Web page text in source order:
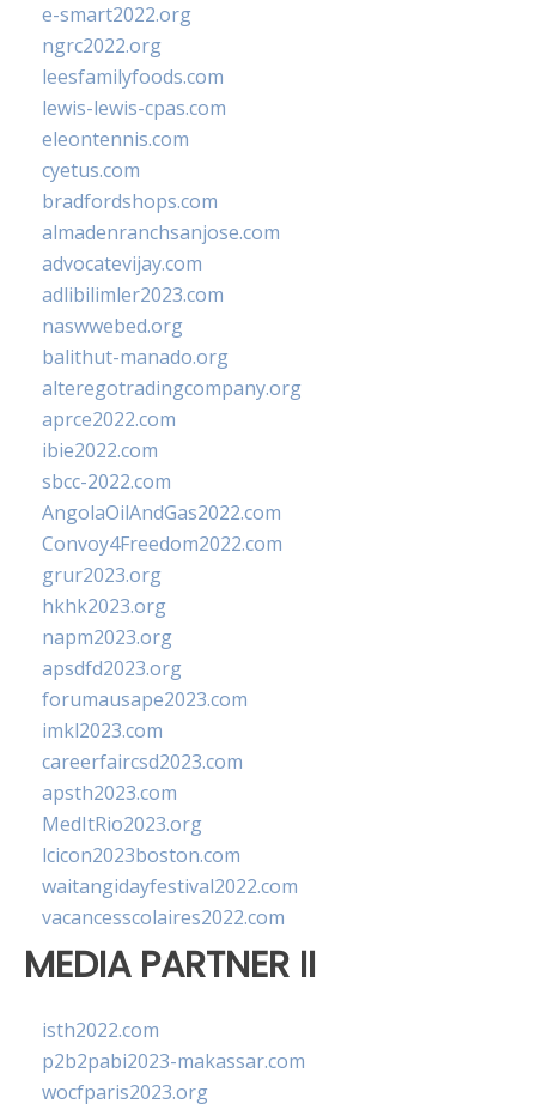
e-smart2022.org
ngrc2022.org
leesfamilyfoods.com
lewis-lewis-cpas.com
eleontennis.com
cyetus.com
bradfordshops.com
almadenranchsanjose.com
advocatevijay.com
adlibilimler2023.com
naswwebed.org
balithut-manado.org
alteregotradingcompany.org
aprce2022.com
ibie2022.com
sbcc-2022.com
AngolaOilAndGas2022.com
Convoy4Freedom2022.com
grur2023.org
hkhk2023.org
napm2023.org
apsdfd2023.org
forumausape2023.com
imkl2023.com
careerfaircsd2023.com
apsth2023.com
MedItRio2023.org
lcicon2023boston.com
waitangidayfestival2022.com
vacancesscolaires2022.com
MEDIA PARTNER II
isth2022.com
p2b2pabi2023-makassar.com
wocfparis2023.org